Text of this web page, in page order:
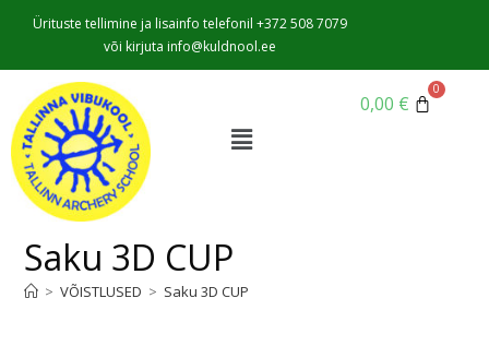
Ürituste tellimine ja lisainfo telefonil +372 508 7079
või kirjuta info@kuldnool.ee
0,00 €
Saku 3D CUP
> VÕISTLUSED > Saku 3D CUP